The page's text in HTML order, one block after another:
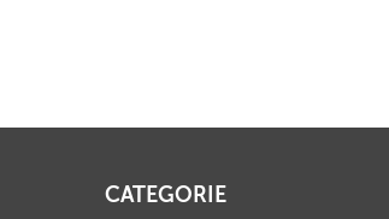
CATEGORIE